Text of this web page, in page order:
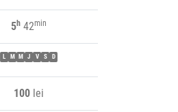
5h 42min
M M J V S D
100 lei